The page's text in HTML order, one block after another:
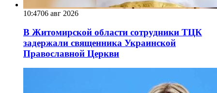
10:4706 авг 2026
В Житомирской области сотрудники ТЦК
задержали священника Украинской
Православной Церкви